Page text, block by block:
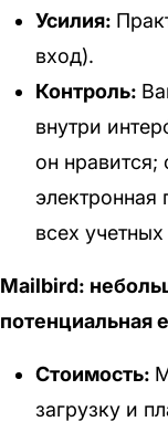
Усилия:
вход).
Контроль:
внутри
он нравится;
электронная
всех
Mailbird:
потенциальная
Стоимость:
загрузку и